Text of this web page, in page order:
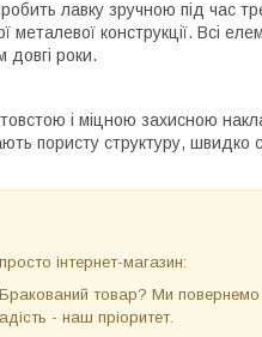
лавку зручною під час
конструкції. Всі
довгі роки.
товстою і міцною захисною
пористу структуру, швидко
інтернет-магазин:
Бракований товар? Ми
- наш пріоритет.